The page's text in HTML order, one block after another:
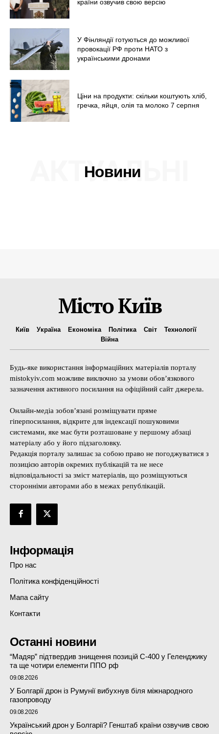
країни озвучив свою версію
У Фінляндії готуються до можливої
провокації РФ проти НАТО з
українськими дронами
Ціни на продукти: скільки коштують хліб,
гречка, яйця, олія та молоко 7 серпня
Новини
АКТУАЛЬНІ
Місто Київ
Київ Україна Економіка Політика Світ
Технології
Війна
Будь-яке використання інформаційних матеріалів порталу
mistokyiv.com можливе виключно за умови обов’язкового
зазначення активного посилання на офіційний сайт джерела.
Онлайн-медіа зобов’язані розміщувати пряме
гіперпосилання, відкрите для індексації пошуковими
системами, яке має бути розташоване у першому абзаці
матеріалу або у його підзаголовку.
Редакція порталу залишає за собою право не погоджуватися з
позицією авторів окремих публікацій та не несе
відповідальності за зміст матеріалів, що розміщуються
сторонніми авторами або в межах републікацій.
Інформація
Про нас
Політика конфіденційності
Мапа сайту
Контакти
Останні новини
“Мадяр” підтвердив знищення позицій С-400 у Геленджику
та ще чотири елементи ППО рф
09.08.2026
У Болгарії дрон із Румунії вибухнув біля міжнародного
газопроводу
09.08.2026
Український дрон у Болгарії? Генштаб країни озвучив свою